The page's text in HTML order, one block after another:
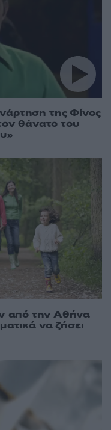
της Φίνος
θάνατο του
από την Αθήνα
να ζήσει